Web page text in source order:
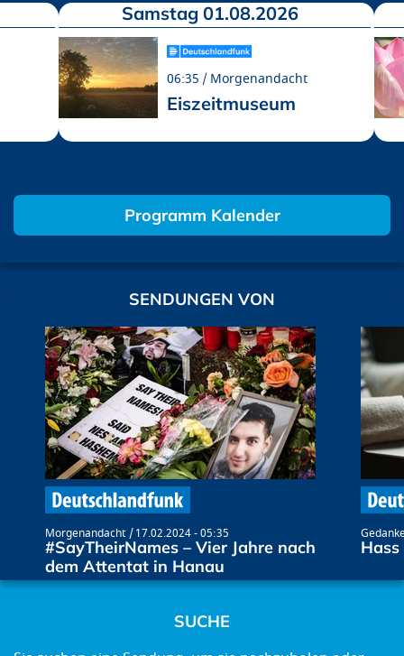
Samstag 01.08.2026
06:35 Morgenandacht
Eiszeitmuseum
Programm Kalender
SENDUNGEN VON
Morgenandacht 17.02.2024 - 05:35
#SayTheirNames – Vier Jahre nach
dem Attentat in Hanau
SUCHE